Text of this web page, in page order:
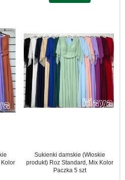
Sukienki damskie (Włoskie
produkt) Roz Standard, Mix Kolor
Paczka 5 szt